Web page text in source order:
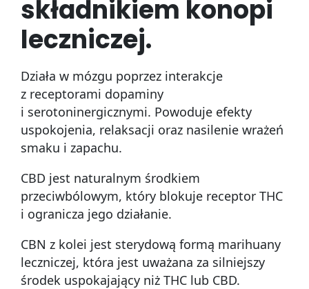
składnikiem konopi
leczniczej.
Działa w mózgu poprzez interakcje
z receptorami dopaminy
i serotoninergicznymi. Powoduje efekty
uspokojenia, relaksacji oraz nasilenie wrażeń
smaku i zapachu.
CBD jest naturalnym środkiem
przeciwbólowym, który blokuje receptor THC
i ogranicza jego działanie.
CBN z kolei jest sterydową formą marihuany
leczniczej, która jest uważana za silniejszy
środek uspokajający niż THC lub CBD.